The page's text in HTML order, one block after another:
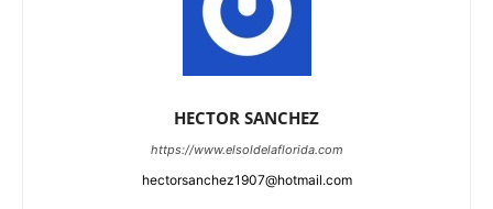
HECTOR SANCHEZ
https://www.elsoldelaflorida.com
hectorsanchez1907@hotmail.com